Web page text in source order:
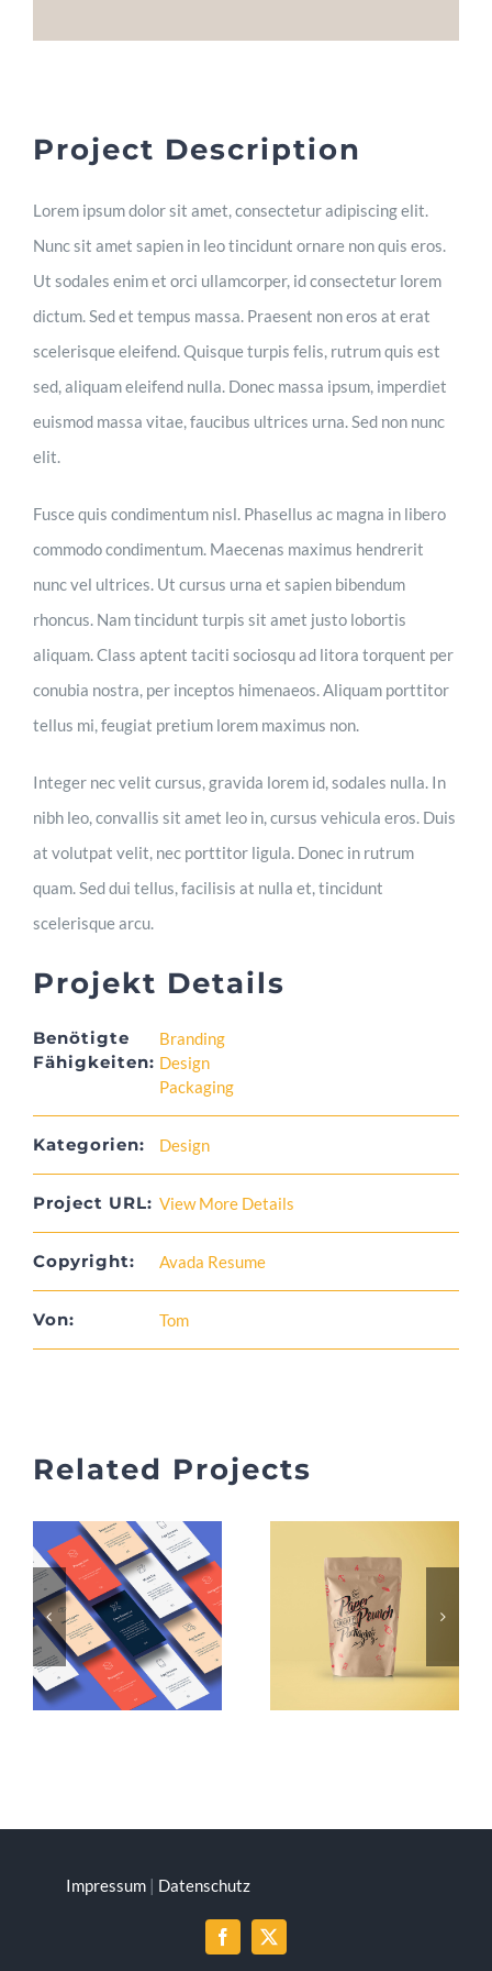
Kontakt
Project Description
Lorem ipsum dolor sit amet, consectetur adipiscing elit.
Nunc sit amet sapien in leo tincidunt ornare non quis eros.
Ut sodales enim et orci ullamcorper, id consectetur lorem
dictum. Sed et tempus massa. Praesent non eros at erat
scelerisque eleifend. Quisque turpis felis, rutrum quis est
sed, aliquam eleifend nulla. Donec massa ipsum, imperdiet
euismod massa vitae, faucibus ultrices urna. Sed non nunc
elit.
Fusce quis condimentum nisl. Phasellus ac magna in libero
commodo condimentum. Maecenas maximus hendrerit
nunc vel ultrices. Ut cursus urna et sapien bibendum
rhoncus. Nam tincidunt turpis sit amet justo lobortis
aliquam. Class aptent taciti sociosqu ad litora torquent per
conubia nostra, per inceptos himenaeos. Aliquam porttitor
tellus mi, feugiat pretium lorem maximus non.
Integer nec velit cursus, gravida lorem id, sodales nulla. In
nibh leo, convallis sit amet leo in, cursus vehicula eros. Duis
at volutpat velit, nec porttitor ligula. Donec in rutrum
quam. Sed dui tellus, facilisis at nulla et, tincidunt
scelerisque arcu.
Projekt Details
Benötigte
Fähigkeiten:
Branding
Design
Packaging
Kategorien: Design
Project URL: View More Details
Copyright: Avada Resume
Von: Tom
Related Projects
Impressum | Datenschutz